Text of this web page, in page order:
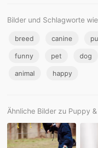
Bilder und Schlagworte
breed canine
funny pet dog
animal happy
Ähnliche Bilder zu Puppy